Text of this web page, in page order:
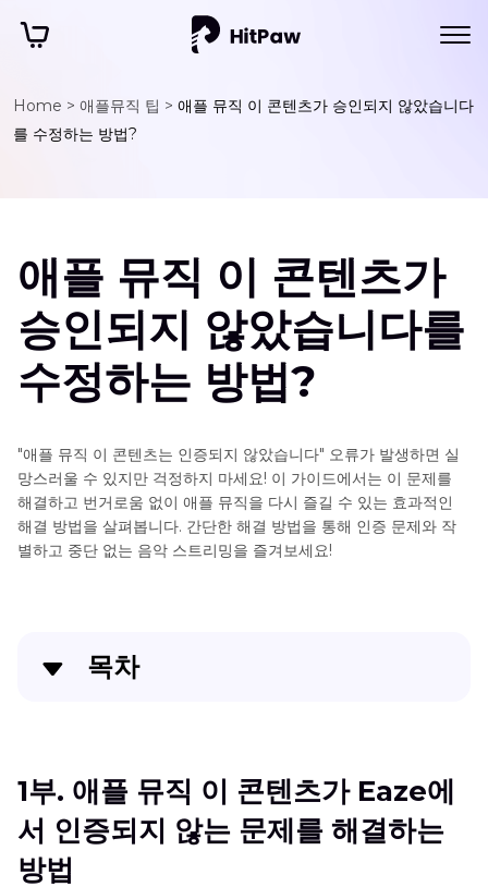
Home > 애플뮤직 팁 > 애플 뮤직 이 콘텐츠가 승인되지 않았습니다
를 수정하는 방법?
애플 뮤직 이 콘텐츠가
승인되지 않았습니다를
수정하는 방법?
"애플 뮤직 이 콘텐츠는 인증되지 않았습니다" 오류가 발생하면 실
망스러울 수 있지만 걱정하지 마세요! 이 가이드에서는 이 문제를
해결하고 번거로움 없이 애플 뮤직을 다시 즐길 수 있는 효과적인
해결 방법을 살펴봅니다. 간단한 해결 방법을 통해 인증 문제와 작
별하고 중단 없는 음악 스트리밍을 즐겨보세요!
목차
2부. 보너스 팁. 뮤직 변환하기
마무리
1부. 애플 뮤직 이 콘텐츠가 Eaze에
서 인증되지 않는 문제를 해결하는
방법